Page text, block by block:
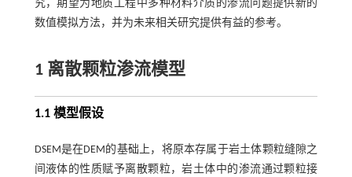
究，期望为地质工程中多种材料介质的渗流问题提供新的
数值模拟方法，并为未来相关研究提供有益的参考。
1 离散颗粒渗流模型
1.1 模型假设
DSEM是在DEM的基础上，将原本存属于岩土体颗粒缝隙之
间液体的性质赋予离散颗粒，岩土体中的渗流通过颗粒接